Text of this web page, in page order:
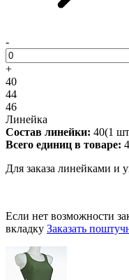
-
+
40
44
46
Линейка
Состав линейки: 40(1
Всего единиц в товаре:
Для заказа линейками и
Если нет возможности
вкладку Заказать